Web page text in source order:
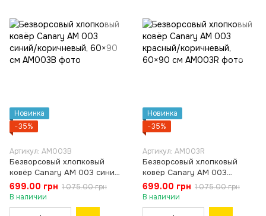
Новинка
−35%
Артикул: AM003B
Безворсовый хлопковый
ковёр Canary AM 003 синий/
коричневый, 60×90 см
699.00 грн 1 075.00 грн
В наличии
Новинка
−35%
Артикул: AM003R
Безворсовый хлопковый
ковёр Canary AM 003
красный/коричневый, 60×90
см
699.00 грн 1 075.00 грн
В наличии